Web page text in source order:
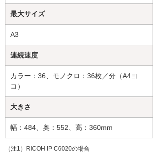
最大サイズ
A3
連続速度
カラー：36、モノクロ：36枚／分（A4ヨ
コ）
大きさ
幅：484、奥：552、高：360mm
（注1）RICOH IP C6020の場合